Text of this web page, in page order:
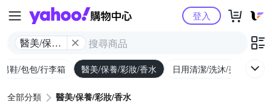
Yahoo購物中心
醫美/保養/
登入
鞋/包包/行李箱 醫美/保養/彩妝/香水 日用清潔/洗沐/美髮
全部分類 醫美/保養/彩妝/香水